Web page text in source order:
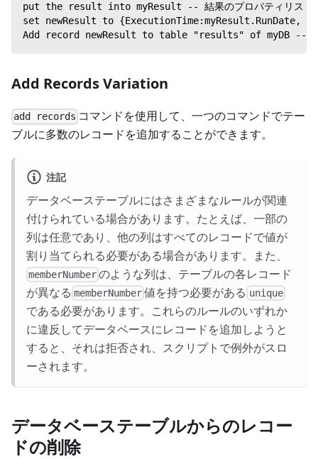
put the result into myResult -- 結果のプロパティリストを変
set newResult to {ExecutionTime:myResult.RunDate,
Add record newResult to table "results" of myDB -- 新し
Add Records Variation
add records コマンドを使用して、一つのコマンドでテー
ブルに多数のレコードを追加することができます。
注記
データベーステーブルにはさまざまなルールが関連
付けられている場合があります。たとえば、一部の
列は任意であり、他の列はすべてのレコードで値が
割り当てられる必要がある場合があります。また、
memberNumber のような列は、テーブルの各レコード
が異なる memberNumber 値を持つ必要がある unique
である必要があります。これらのルールのいずれか
に違反してデータベースにレコードを追加しようと
すると、それは拒否され、スクリプトで例外がスロ
ーされます。
データベーステーブルからのレコー
ドの削除